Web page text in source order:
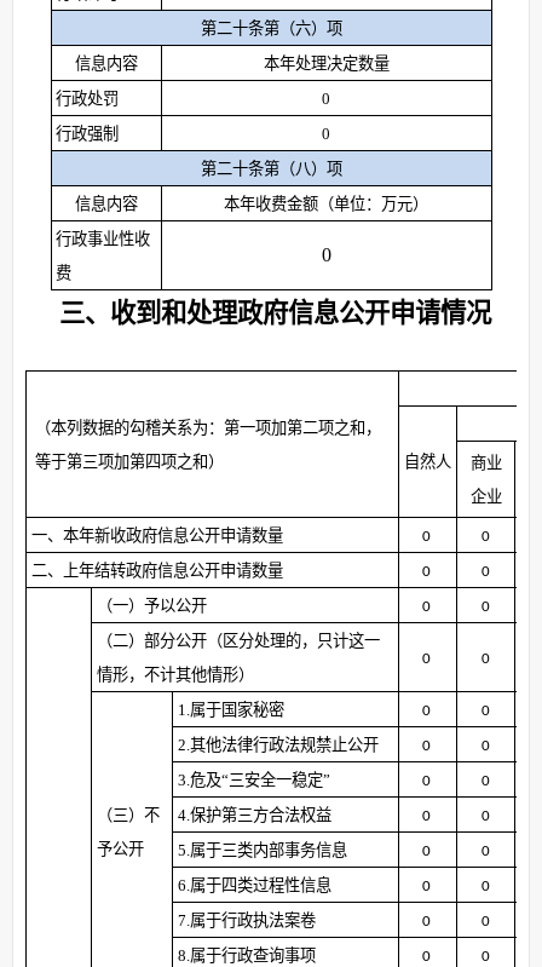
第二十条第（六）项
信息内容
本年处理决定数量
行政处罚
0
行政强制
0
第二十条第（八）项
信息内容
本年收费金额（单位：万元）
行政事业性收
费
0
三、收到和处理政府信息公开申请情况
（本列数据的勾稽关系为：第一项加第二项之和，
等于第三项加第四项之和）
自然人
商业
企业
一、本年新收政府信息公开申请数量 0 0
二、上年结转政府信息公开申请数量 0 0
（一）予以公开 0 0
（二）部分公开（区分处理的，只计这一
情形，不计其他情形）
0 0
（三）不
予公开
1.属于国家秘密 0 0
2.其他法律行政法规禁止公开 0 0
3.危及“三安全一稳定” 0 0
4.保护第三方合法权益 0 0
5.属于三类内部事务信息 0 0
6.属于四类过程性信息 0 0
7.属于行政执法案卷 0 0
8.属于行政查询事项 0 0